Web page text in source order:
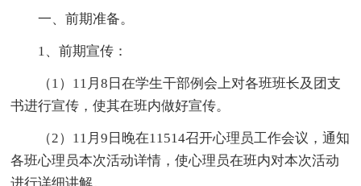
一、前期准备。
1、前期宣传：
（1）11月8日在学生干部例会上对各班班长及团支
书进行宣传，使其在班内做好宣传。
（2）11月9日晚在11514召开心理员工作会议，通知
各班心理员本次活动详情，使心理员在班内对本次活动